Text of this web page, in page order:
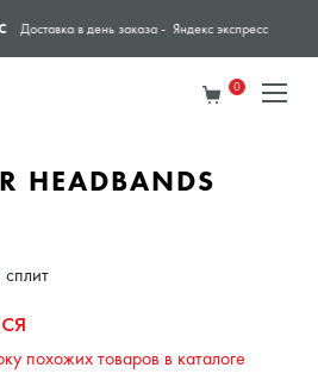
Доставка в день заказа - Яндекс экспресс
0
HEADBANDS
похожих товаров в каталоге